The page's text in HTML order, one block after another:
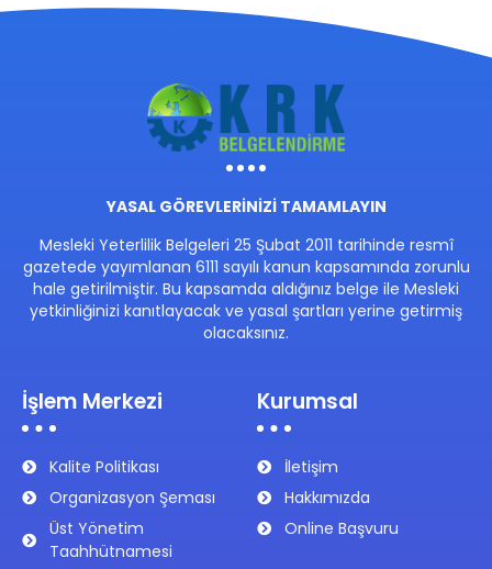
YASAL GÖREVLERİNİZİ TAMAMLAYIN
Mesleki Yeterlilik Belgeleri 25 Şubat 2011 tarihinde resmî
gazetede yayımlanan 6111 sayılı kanun kapsamında zorunlu
hale getirilmiştir. Bu kapsamda aldığınız belge ile Mesleki
yetkinliğinizi kanıtlayacak ve yasal şartları yerine getirmiş
olacaksınız.
İşlem Merkezi
Kalite Politikası
Organizasyon Şeması
Üst Yönetim
Taahhütnamesi
Kurumsal
İletişim
Hakkımızda
Online Başvuru